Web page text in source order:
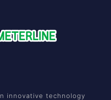
innovative technology